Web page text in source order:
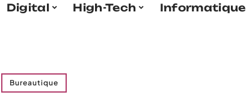
Digital High-Tech Informatique
Bureautique